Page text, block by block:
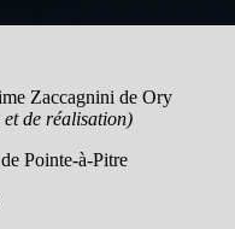
Zaccagnini de Ory
de réalisation)
Pointe-à-Pitre